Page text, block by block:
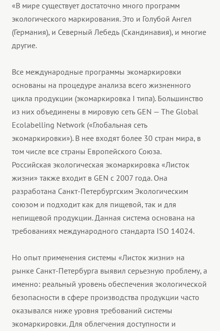
«В мире существует достаточно много программ
экологического маркирования. Это и Голубой Ангел
(Германия), и Северный Лебедь (Скандинавия), и многие
другие.
Все международные программы экомаркировки
основаны на процедуре анализа всего жизненного
цикла продукции (экомаркировка I типа). Большинство
из них объединены в мировую сеть GEN — The Global
Ecolabelling Network («Глобальная сеть
экомаркировки»). В нее входят более 30 стран мира, в
том числе все страны Европейского Союза.
Российская экологическая экомаркировка «Листок
жизни» также входит в GEN с 2007 года. Она
разработана Санкт-Петербургским Экологическим
союзом и подходит как для пищевой, так и для
непищевой продукции. Данная система основана на
требованиях международного стандарта ISO 14024.
Но опыт применения системы «Листок жизни» на
рынке Санкт-Петербурга выявил серьезную проблему, а
именно: реальный уровень обеспечения экологической
безопасности в сфере производства продукции часто
оказывался ниже уровня требований системы
экомаркировки. Для облегчения доступности и